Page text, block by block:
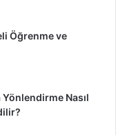
Öğrenme ve
Nasıl